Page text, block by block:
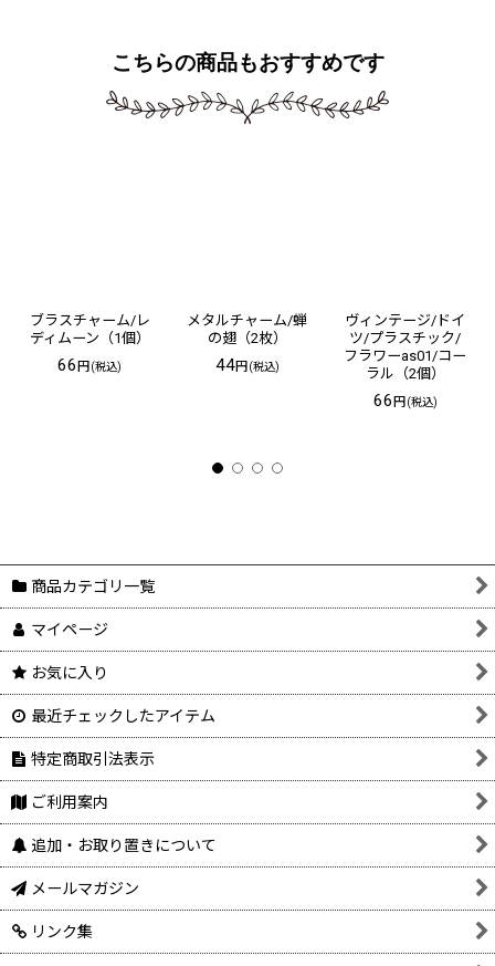
こちらの商品もおすすめです
ブラスチャーム/レ
ディムーン（1個）
66円(税込)
メタルチャーム/蝉
の翅（2枚）
44円(税込)
ヴィンテージ/ドイ
ツ/プラスチック/
フラワーas01/コー
ラル（2個）
66円(税込)
商品カテゴリ一覧
マイページ
お気に入り
最近チェックしたアイテム
特定商取引法表示
ご利用案内
追加・お取り置きについて
メールマガジン
リンク集